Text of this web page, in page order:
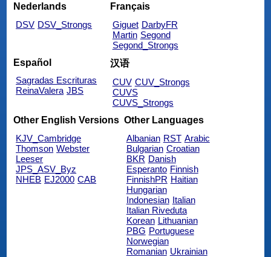
Nederlands
DSV DSV_Strongs
Français
Giguet DarbyFR
Martin Segond
Segond_Strongs
Español
Sagradas Escrituras
ReinaValera JBS
汉语
CUV CUV_Strongs
CUVS
CUVS_Strongs
Other English Versions
KJV_Cambridge
Thomson Webster
Leeser
JPS_ASV_Byz
NHEB EJ2000 CAB
Other Languages
Albanian RST Arabic
Bulgarian Croatian
BKR Danish
Esperanto Finnish
FinnishPR Haitian
Hungarian
Indonesian Italian
Italian Riveduta
Korean Lithuanian
PBG Portuguese
Norwegian
Romanian Ukrainian